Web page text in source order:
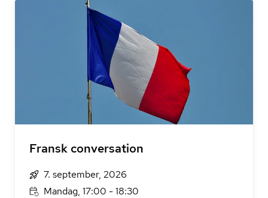
Fransk conversation
7. september, 2026
Mandag, 17:00 - 18:30